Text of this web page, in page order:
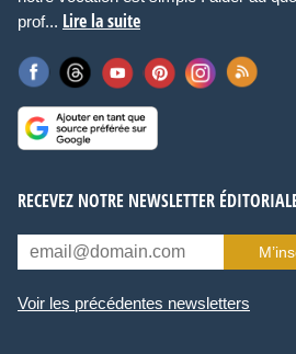
prof... Lire la suite
RECEVEZ NOTRE NEWSLETTER
Voir les précédentes newsletters